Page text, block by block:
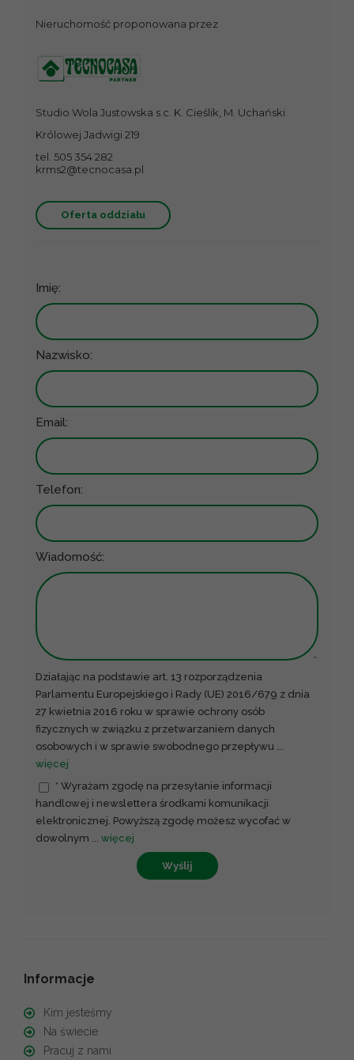
Nieruchomość proponowana przez
Studio Wola Justowska s.c. K. Cieślik, M. Uchański
Królowej Jadwigi 219
tel. 505 354 282
krms2@tecnocasa.pl
Oferta oddziału
Imię:
Nazwisko:
Email:
Telefon:
Wiadomość:
Działając na podstawie art. 13 rozporządzenia
Parlamentu Europejskiego i Rady (UE) 2016/679 z dnia
27 kwietnia 2016 roku w sprawie ochrony osób
fizycznych w związku z przetwarzaniem danych
osobowych i w sprawie swobodnego przepływu ...
więcej
* Wyrażam zgodę na przesyłanie informacji
handlowej i newslettera środkami komunikacji
elektronicznej. Powyższą zgodę możesz wycofać w
dowolnym ... więcej
Wyślij
Informacje
Kim jesteśmy
Na świecie
Pracuj z nami